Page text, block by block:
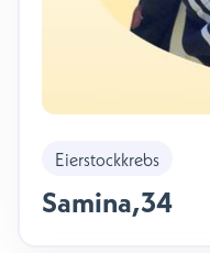
Eierstockkrebs
Samina,34